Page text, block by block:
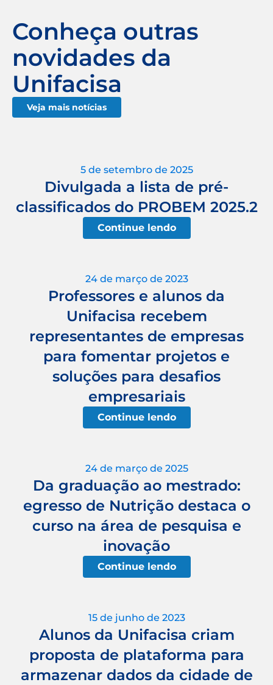
Conheça outras
novidades da
Unifacisa
Veja mais notícias
5 de setembro de 2025
Divulgada a lista de pré-
classificados do PROBEM 2025.2
Continue lendo
24 de março de 2023
Professores e alunos da
Unifacisa recebem
representantes de empresas
para fomentar projetos e
soluções para desafios
empresariais
Continue lendo
24 de março de 2025
Da graduação ao mestrado:
egresso de Nutrição destaca o
curso na área de pesquisa e
inovação
Continue lendo
15 de junho de 2023
Alunos da Unifacisa criam
proposta de plataforma para
armazenar dados da cidade de